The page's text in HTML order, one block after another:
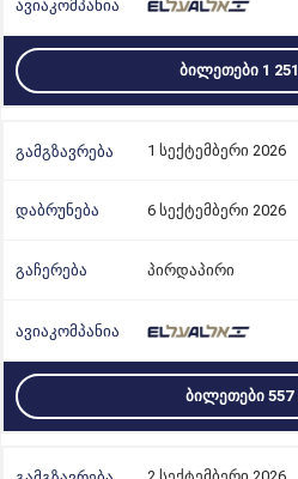
ᲑᲘᲚᲔᲗᲔᲑᲘ 1 251
1 სექტემბერი 2026
6 სექტემბერი 2026
პირდაპირი
ᲑᲘᲚᲔᲗᲔᲑᲘ 557